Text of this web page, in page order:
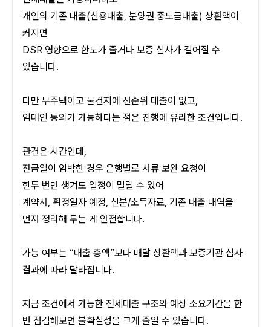
개인의 기존 대출(신용대출, 분양권 중도금대출) 상환액이
커지면
DSR 영향으로 한도가 줄거나 보증 심사가 길어질 수
있습니다.
다만 무주택이고 물건지에 선순위 대출이 없고,
임대인 동의가 가능하다는 점은 진행에 유리한 조건입니다.
관건은 시간인데,
잔금일이 임박한 경우 은행별로 서류 보완 요청이
한두 번만 생겨도 일정이 밀릴 수 있어
계약서, 확정일자 예정, 신분/소득자료, 기존 대출 내역을
먼저 정리해 두는 게 안전합니다.
가능 여부는 “대출 총액”보다 매달 상환액과 보증기관 심사
결과에 따라 달라집니다.
지금 조건에서 가능한 전세대출 구조와 예상 소요기간을 한
번 점검해보면 불확실성을 크게 줄일 수 있습니다.